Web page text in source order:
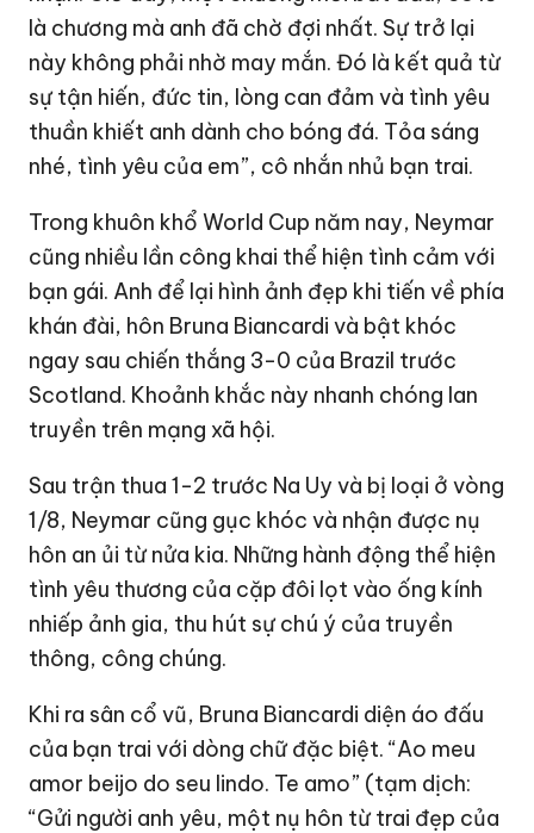
là chương mà anh đã chờ đợi nhất. Sự trở lại
này không phải nhờ may mắn. Đó là kết quả từ
sự tận hiến, đức tin, lòng can đảm và tình yêu
thuần khiết anh dành cho bóng đá. Tỏa sáng
nhé, tình yêu của em”, cô nhắn nhủ bạn trai.
Trong khuôn khổ World Cup năm nay, Neymar
cũng nhiều lần công khai thể hiện tình cảm với
bạn gái. Anh để lại hình ảnh đẹp khi tiến về phía
khán đài, hôn Bruna Biancardi và bật khóc
ngay sau chiến thắng 3-0 của Brazil trước
Scotland. Khoảnh khắc này nhanh chóng lan
truyền trên mạng xã hội.
Sau trận thua 1-2 trước Na Uy và bị loại ở vòng
1/8, Neymar cũng gục khóc và nhận được nụ
hôn an ủi từ nửa kia. Những hành động thể hiện
tình yêu thương của cặp đôi lọt vào ống kính
nhiếp ảnh gia, thu hút sự chú ý của truyền
thông, công chúng.
Khi ra sân cổ vũ, Bruna Biancardi diện áo đấu
của bạn trai với dòng chữ đặc biệt. “Ao meu
amor beijo do seu lindo. Te amo” (tạm dịch:
“Gửi người anh yêu, một nụ hôn từ trai đẹp của